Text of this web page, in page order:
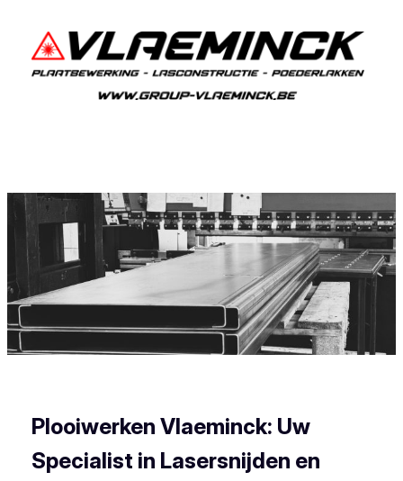
Plooiwerken Vlaeminck: Uw
Specialist in Lasersnijden en